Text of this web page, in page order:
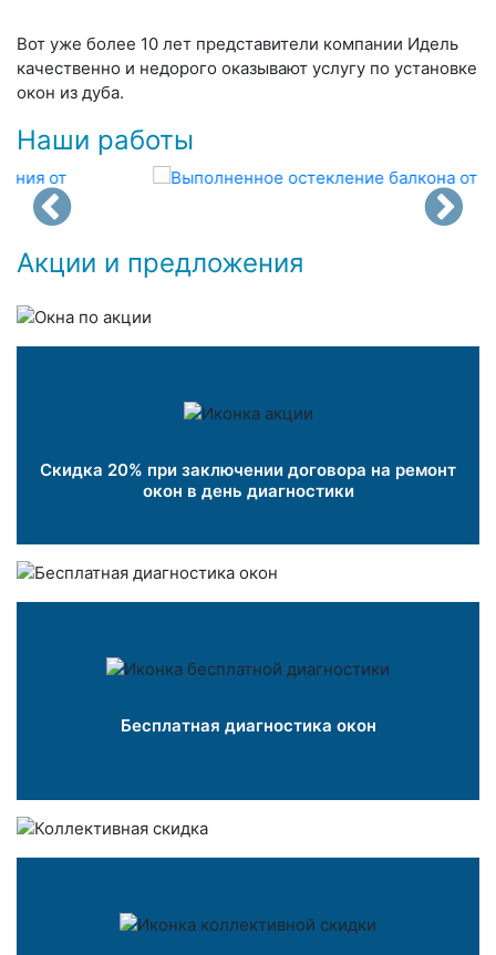
Вот уже более 10 лет представители компании Идель
качественно и недорого оказывают услугу по установке
окон из дуба.
Наши работы
Акции и предложения
Скидка 20% при заключении договора на ремонт
окон в день диагностики
Бесплатная диагностика окон